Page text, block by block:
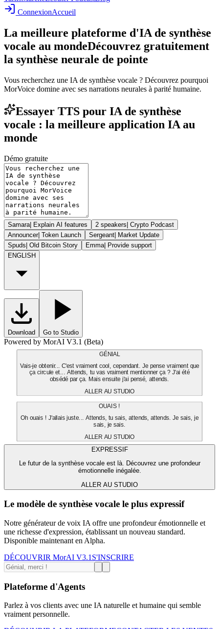
ConnexionAccueil
La meilleure plateforme d'IA de synthèse
vocale au mondeDécouvrez gratuitement
la synthèse neurale de pointe
Vous recherchez une IA de synthèse vocale ? Découvrez pourquoi
MorVoice domine avec ses narrations neurales à parité humaine.
Essayer TTS pour IA de synthèse
vocale : la meilleure application IA au
monde
Démo gratuite
Samara| Explain AI features 2 speakers| Crypto Podcast
Announcer| Token Launch Sergeant| Market Update
Spuds| Old Bitcoin Story Emma| Provide support
ENGLISH
Download Go to Studio
Powered by MorAI V3.1 (Beta)
GÉNIAL
Vais-je obtenir... C'est vraiment cool, cependant. Je pense vraiment que
ça circule et... Attends, tu vas vraiment mentionner ça ? J'ai été
obsédé par ça. Mais ensuite j'ai pensé, attends.
ALLER AU STUDIO
OUAIS !
Oh ouais ! J'allais juste... Attends, tu sais, attends, attends. Je sais, je
sais, je sais.
ALLER AU STUDIO
EXPRESSIF
Le futur de la synthèse vocale est là. Découvrez une profondeur
émotionnelle inégalée.
ALLER AU STUDIO
Le modèle de synthèse vocale le plus expressif
Notre générateur de voix IA offre une profondeur émotionnelle et
une richesse d'expression, établissant un nouveau standard.
Disponible maintenant en Alpha.
DÉCOUVRIR MorAI V3.1 S'INSCRIRE
Plateforme d'Agents
Parlez à vos clients avec une IA naturelle et humaine qui semble
vraiment personnelle.